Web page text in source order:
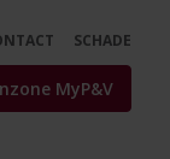
SCHADE
MyP&V